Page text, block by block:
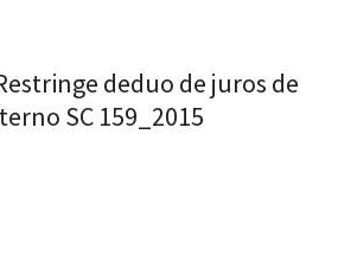
deduo de juros de
SC 159_2015